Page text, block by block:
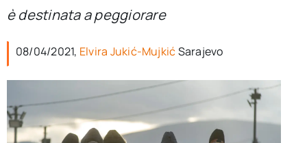
è destinata a peggiorare
08/04/2021, Elvira Jukić-MujkićSarajevo